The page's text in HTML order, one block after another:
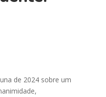
de 2024 sobre um